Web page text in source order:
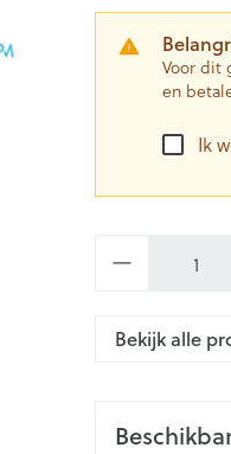
Voor dit
en
Ik
Bekijk alle